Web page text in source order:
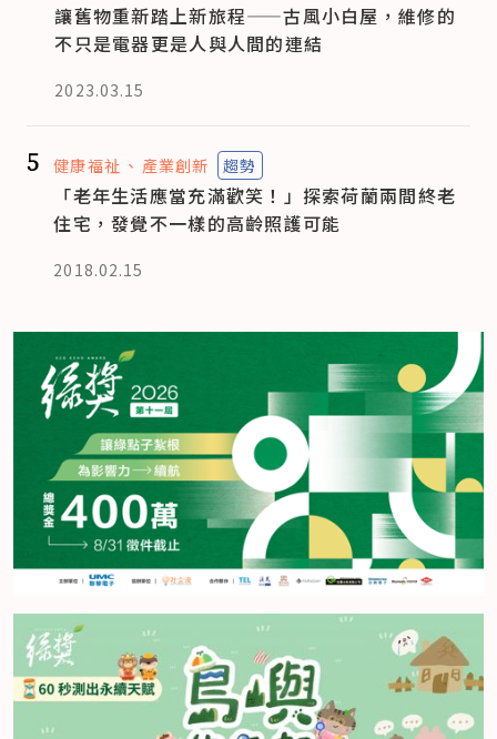
讓舊物重新踏上新旅程——古風小白屋，維修的
不只是電器更是人與人間的連結
2023.03.15
5 健康福祉 產業創新 趨勢
「老年生活應當充滿歡笑！」探索荷蘭兩間終老
住宅，發覺不一樣的高齡照護可能
2018.02.15